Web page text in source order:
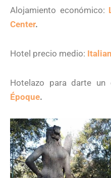
Alojamiento económico:
Center.
Hotel precio medio:
Hotelazo para darte un
Époque.